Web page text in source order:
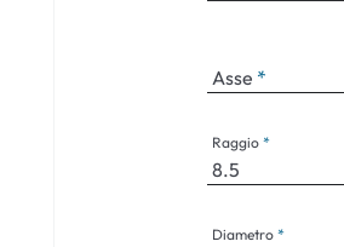
Asse
Raggio
Diametro